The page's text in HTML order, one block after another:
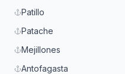
Patillo
Patache
Mejillones
Antofagasta